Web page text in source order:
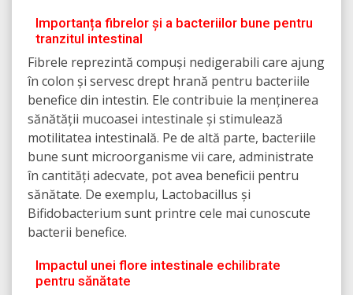
Importanța fibrelor și a bacteriilor bune pentru
tranzitul intestinal
Fibrele reprezintă compuși nedigerabili care ajung
în colon și servesc drept hrană pentru bacteriile
benefice din intestin. Ele contribuie la menținerea
sănătății mucoasei intestinale și stimulează
motilitatea intestinală. Pe de altă parte, bacteriile
bune sunt microorganisme vii care, administrate
în cantități adecvate, pot avea beneficii pentru
sănătate. De exemplu, Lactobacillus și
Bifidobacterium sunt printre cele mai cunoscute
bacterii benefice.
Impactul unei flore intestinale echilibrate
pentru sănătate